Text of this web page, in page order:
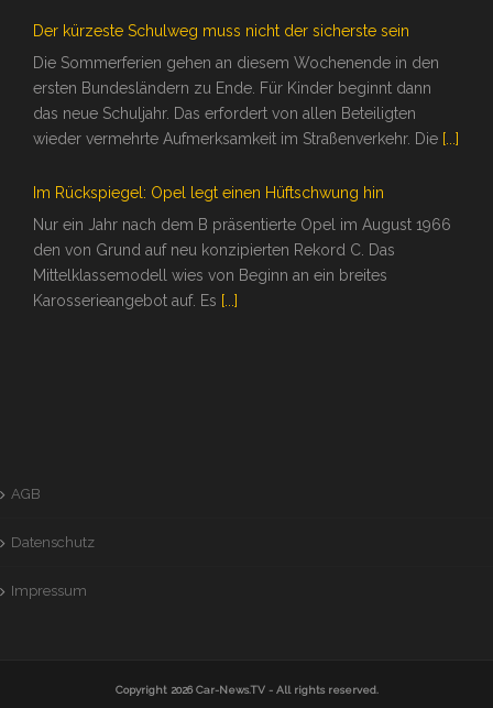
Der kürzeste Schulweg muss nicht der sicherste sein
Die Sommerferien gehen an diesem Wochenende in den
ersten Bundesländern zu Ende. Für Kinder beginnt dann
das neue Schuljahr. Das erfordert von allen Beteiligten
wieder vermehrte Aufmerksamkeit im Straßenverkehr. Die [...]
Im Rückspiegel: Opel legt einen Hüftschwung hin
Nur ein Jahr nach dem B präsentierte Opel im August 1966
den von Grund auf neu konzipierten Rekord C. Das
Mittelklassemodell wies von Beginn an ein breites
Karosserieangebot auf. Es [...]
AGB
Datenschutz
Impressum
Copyright 2026Car-News.TV- All rights reserved.